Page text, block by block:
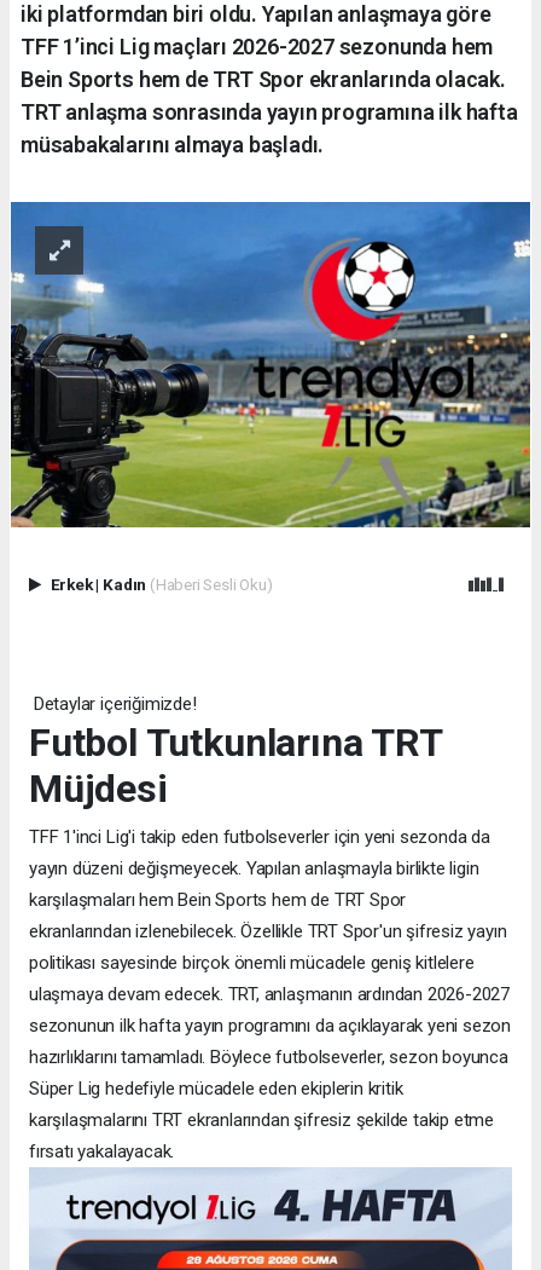
iki platformdan biri oldu. Yapılan anlaşmaya göre
TFF 1’inci Lig maçları 2026-2027 sezonunda hem
Bein Sports hem de TRT Spor ekranlarında olacak.
TRT anlaşma sonrasında yayın programına ilk hafta
müsabakalarını almaya başladı.
Erkek| Kadın (Haberi Sesli Oku)
Detaylar içeriğimizde!
Futbol Tutkunlarına TRT
Müjdesi
TFF 1'inci Lig'i takip eden futbolseverler için yeni sezonda da
yayın düzeni değişmeyecek. Yapılan anlaşmayla birlikte ligin
karşılaşmaları hem Bein Sports hem de TRT Spor
ekranlarından izlenebilecek. Özellikle TRT Spor'un şifresiz yayın
politikası sayesinde birçok önemli mücadele geniş kitlelere
ulaşmaya devam edecek. TRT, anlaşmanın ardından 2026-2027
sezonunun ilk hafta yayın programını da açıklayarak yeni sezon
hazırlıklarını tamamladı. Böylece futbolseverler, sezon boyunca
Süper Lig hedefiyle mücadele eden ekiplerin kritik
karşılaşmalarını TRT ekranlarından şifresiz şekilde takip etme
fırsatı yakalayacak.